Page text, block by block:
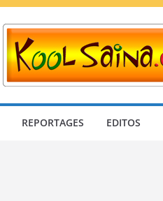
REPORTAGES EDITOS